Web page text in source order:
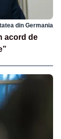
din Germania
acord de